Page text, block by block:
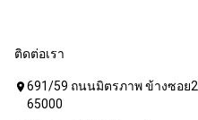
ติดต่อเรา
location_on 691/59 ถนนมิตรภาพ ข้างซอย
65000